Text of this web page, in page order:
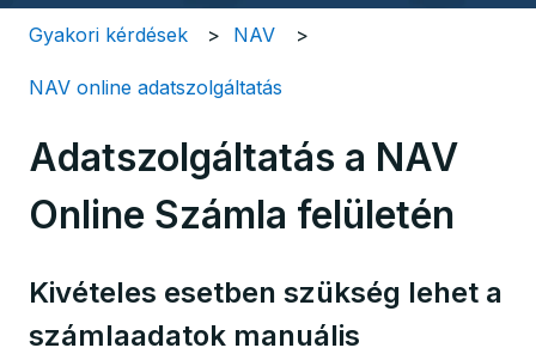
Gyakori kérdések NAV
NAV online adatszolgáltatás
Adatszolgáltatás a NAV
Online Számla felületén
Kivételes esetben szükség lehet a
számlaadatok manuális